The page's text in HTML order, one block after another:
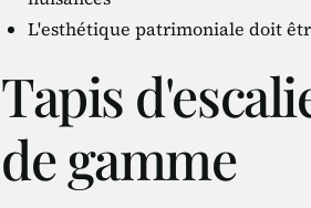
L'esthétique patrimoniale doit
Tapis
de gamme